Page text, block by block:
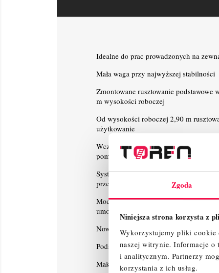
Zgoda
Niniejsza strona korzysta z
Wykorzystujemy pliki cookie
naszej witrynie. Informacje o
i analitycznym. Partnerzy
korzystania z ich usług.
Idealne do prac prowadzonych na
Mała waga przy najwyższej stabilności
Zmontowane rusztowanie
m wysokości roboczej
Od wysokości roboczej 2,90 m
użytkowanie
Wcześniejsze zamocowanie systemu
pomost, mamy już zainstalowany
System zintegrowanych stężeń
przechowywania, poprzez możliwość
Mocowanie poręczy 6-punktowe
umożliwiają łatwy, szybki i bezpieczny
Nowoczesny i innowacyjny kształt
Podstawowa konstrukcja gwarantuje
Maksymalna odległość pomiędzy